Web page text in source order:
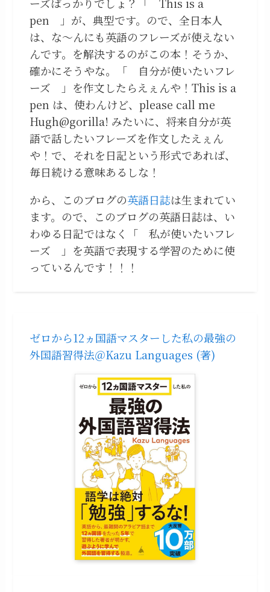
pen 」が、典型です。ので、全日本人
は、な～んにも英語のフレーズが使えない
んです。を解決するのがこの本！そうか、
確かにそうやな。「 自分が使いたいフレ
ーズ 」を作文したらえぇんや！This is a
pen は、使わんけど、please call me
Hugh@gorilla! みたいに、将来自分が英
語で話したいフレーズを作文したえぇん
や！で、それを日記という形式であれば、
毎日続ける意味あるしな！
から、このブログの英語日誌は生まれてい
ます。ので、このブログの英語日誌は、い
わゆる日記ではなく「 私が使いたいフレ
ーズ 」を英語で表現する学習のために使
っているんです！！！
ゼロから12ヵ国語マスターした私の最強の
外国語習得法＠Kazu Languages (著)